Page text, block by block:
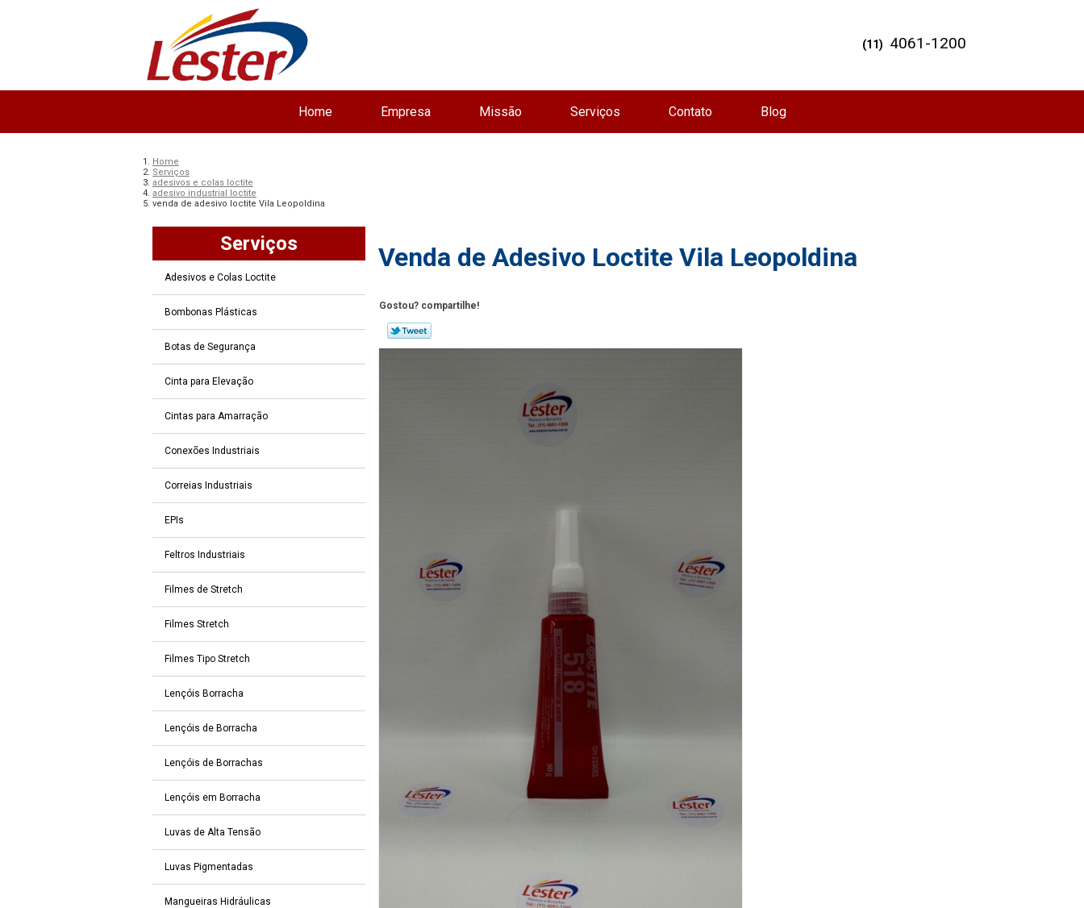
Home Empresa Missão Serviços Contato Blog
(11) 4061-1200
Home
Serviços
adesivos e colas loctite
adesivo industrial loctite
venda de adesivo loctite Vila Leopoldina
Serviços
Adesivos e Colas Loctite
Bombonas Plásticas
Botas de Segurança
Cinta para Elevação
Cintas para Amarração
Conexões Industriais
Correias Industriais
EPIs
Feltros Industriais
Filmes de Stretch
Filmes Stretch
Filmes Tipo Stretch
Lençóis Borracha
Lençóis de Borracha
Lençóis de Borrachas
Lençóis em Borracha
Luvas de Alta Tensão
Luvas Pigmentadas
Mangueiras Hidráulicas
Venda de Adesivo Loctite Vila Leopoldina
Gostou? compartilhe!